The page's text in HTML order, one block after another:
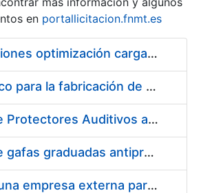
en portallicitacion.fnmt.es
Pliego condiciones optimización cargas compras firmado
Acuerdo marco para la fabricación de piezas
Suministro de Protectores Auditivos a medida para las personas trabajadoras de los Centros de Trabajo de Madrid y Burgos
Suministro de gafas graduadas antiproyecciones para los trabajadores de la FNMT-RCM en los centros de trabajo de Madrid y Burgos
Servicios de una empresa externa para el asesoramiento y resolución de los recursos de alzada que se presentan relacionados con procesos de selección para la FNMT-RCM